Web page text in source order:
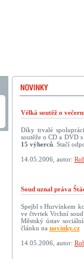
Vélká soutěž o
Díky trvalé
soutěže o CD a DVD
15 výherců. Stačí
14.05.2006, autor:
Soud uznal práva
Spejbl s Hurvínkem
ve čtvrtek Vrchní
Městský ústav
článku na novinky.cz
14.05.2006, autor: